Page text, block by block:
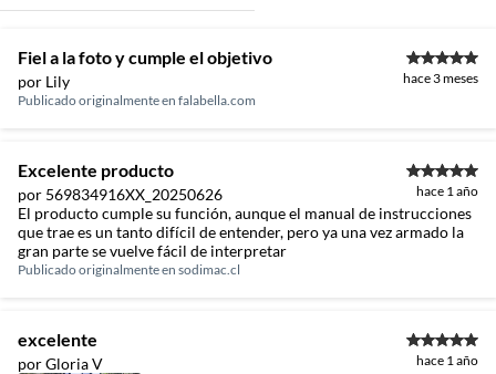
Fiel a la foto y cumple el objetivo
por Lily
hace 3 meses
Publicado originalmente en falabella.com
Excelente producto
por 569834916XX_20250626 hace 1 año
El producto cumple su función, aunque el manual de instrucciones
que trae es un tanto difícil de entender, pero ya una vez armado la
gran parte se vuelve fácil de interpretar
Publicado originalmente en sodimac.cl
excelente
por Gloria V hace 1 año